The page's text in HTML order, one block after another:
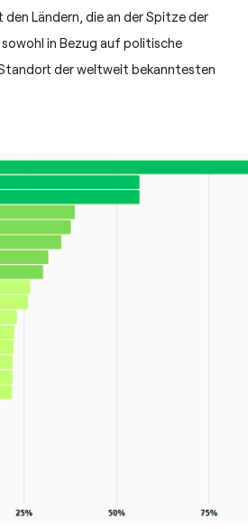
Ländern, die an der Spitze der
in Bezug auf politische
der weltweit bekanntesten